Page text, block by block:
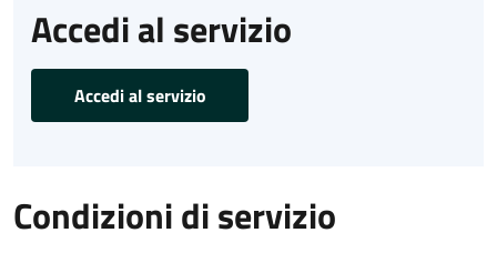
Accedi al servizio
Accedi al servizio
Condizioni di servizio